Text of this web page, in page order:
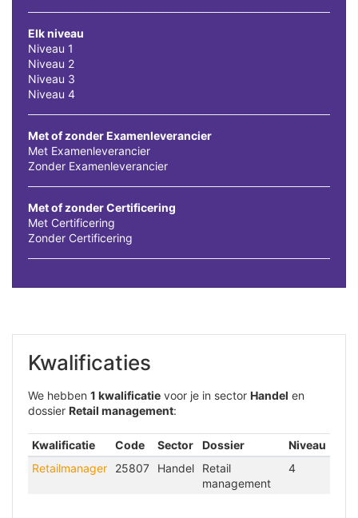
Elk niveau
Niveau 1
Niveau 2
Niveau 3
Niveau 4
Met of zonder Examenleverancier
Met Examenleverancier
Zonder Examenleverancier
Met of zonder Certificering
Met Certificering
Zonder Certificering
Kwalificaties
We hebben 1 kwalificatie voor je in sector Handel en
dossier Retail management:
Kwalificatie Code Sector Dossier
Niveau
Retailmanager
25807 Handel
Retail
management
4